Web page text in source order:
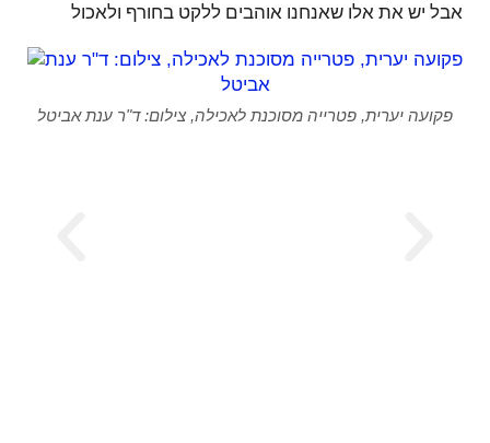
אבל יש את אלו שאנחנו אוהבים ללקט בחורף ולאכול
פקועה יערית, פטרייה מסוכנת לאכילה, צילום: ד"ר ענת אביטל